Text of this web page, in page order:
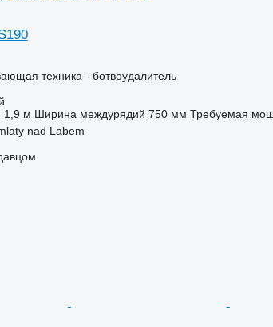
техника - ботвоудалитель
1,9 м Ширина междурядий 750 мм Требуемая
nad Labem